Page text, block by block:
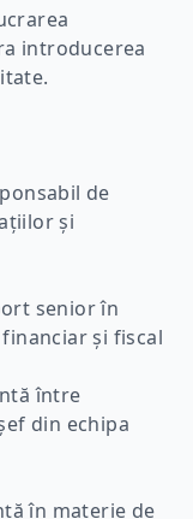
introducerea
de
și
senior în
și fiscal
între
din echipa
în materie de